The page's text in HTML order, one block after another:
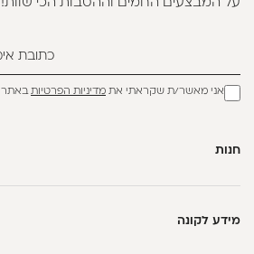
על המבצעים החמים וההטבות הכי שוות!
אני מאשר/ת שקראתי את מדיניות הפרטיותבאתר
חנות
מידע לקונה